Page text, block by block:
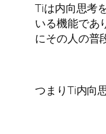
Tiは内向思考
いる機能であ
にその人の普
つまりTi内向